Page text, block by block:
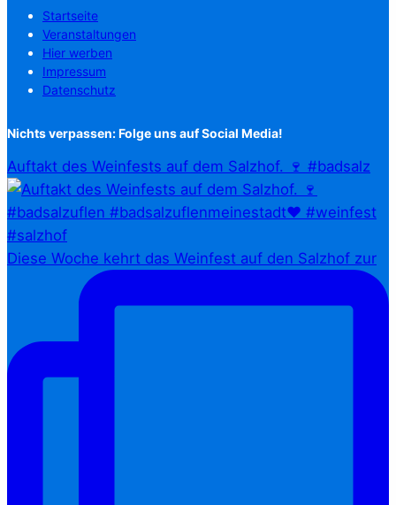
Startseite
Veranstaltungen
Hier werben
Impressum
Datenschutz
Nichts verpassen: Folge uns auf Social Media!
Auftakt des Weinfests auf dem Salzhof. 🍷 #badsalz
Diese Woche kehrt das Weinfest auf den Salzhof zur